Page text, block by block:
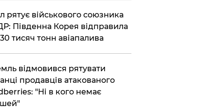
рятує військового союзника
Південна Корея відправила
тисяч тонн авіапалива
відмовився рятувати
продавців атакованого
"Ні в кого немає